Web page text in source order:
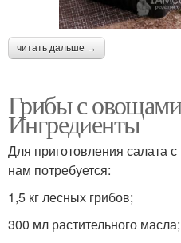
читать дальше →
Грибы с
Ингредиенты
Для приготовления салата
нам потребуется:
1,5 кг лесных грибов;
300 мл растительного масла;